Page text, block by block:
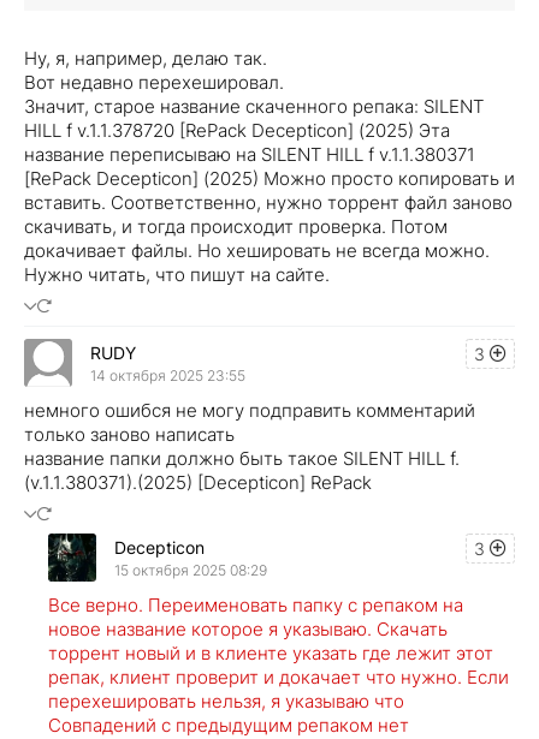
Ну, я, например, делаю так.
Вот недавно перехешировал.
Значит, старое название скаченного репака: SILENT
HILL f v.1.1.378720 [RePack Decepticon] (2025) Эта
название переписываю на SILENT HILL f v.1.1.380371
[RePack Decepticon] (2025) Можно просто копировать и
вставить. Соответственно, нужно торрент файл заново
скачивать, и тогда происходит проверка. Потом
докачивает файлы. Но хешировать не всегда можно.
Нужно читать, что пишут на сайте.
3
RUDY
14 октября 2025 23:55
немного ошибся не могу подправить комментарий
только заново написать
название папки должно быть такое SILENT HILL f.
(v.1.1.380371).(2025) [Decepticon] RePack
3
Decepticon
15 октября 2025 08:29
Все верно. Переименовать папку с репаком на
новое название которое я указываю. Скачать
торрент новый и в клиенте указать где лежит этот
репак, клиент проверит и докачает что нужно. Если
перехешировать нельзя, я указываю что
Совпадений с предыдущим репаком нет